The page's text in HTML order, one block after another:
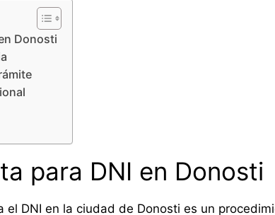
Donosti
para DNI en Donosti
el DNI en la ciudad de Donosti es un